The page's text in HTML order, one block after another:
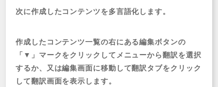
次に作成したコンテンツを多言語化します。
作成したコンテンツ一覧の右にある編集ボタンの
「▼」マークをクリックしてメニューから翻訳を選択
するか、又は編集画面に移動して翻訳タブをクリック
して翻訳画面を表示します。